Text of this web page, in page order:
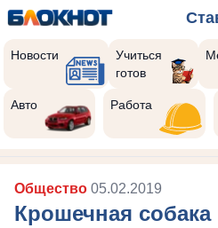
Новости
Учиться
готов
Авто Работа
Общество 05.02.2019
Крошечная собака